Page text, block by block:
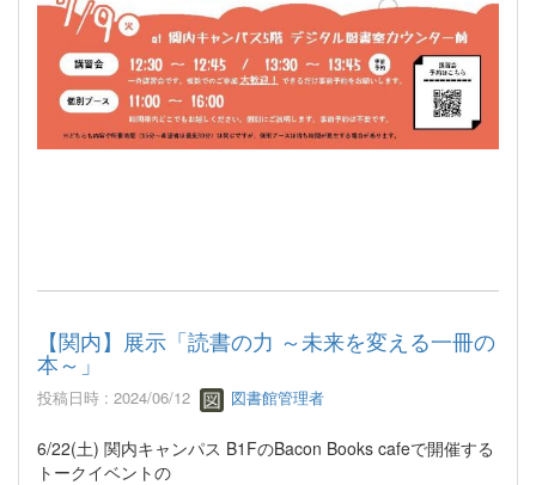
【関内】展示「読書の力 ～未来を変える一冊の
本～」
投稿日時 : 2024/06/12 図書館管理者
6/22(土) 関内キャンパス B1FのBacon Books cafeで開催する
トークイベントの